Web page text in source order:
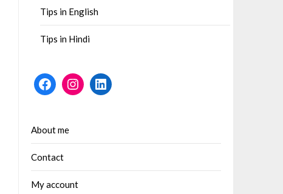
Tips in English
Tips in Hindi
Facebook
Instagram
LinkedIn
About me
Contact
My account